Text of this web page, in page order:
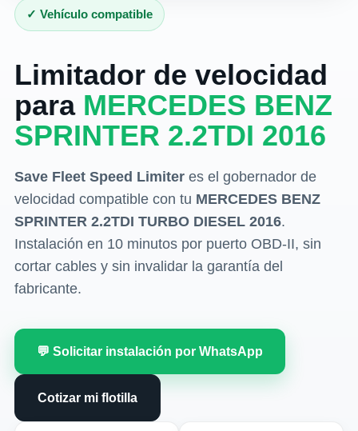
✓ Vehículo compatible
Limitador de velocidad
para MERCEDES BENZ
SPRINTER 2.2TDI 2016
Save Fleet Speed Limiteres el gobernador de
velocidad compatible con tu MERCEDES BENZ
SPRINTER 2.2TDI TURBO DIESEL 2016.
Instalación en 10 minutos por puerto OBD-II, sin
cortar cables y sin invalidar la garantía del
fabricante.
💬 Solicitar instalación por WhatsApp
Cotizar mi flotilla